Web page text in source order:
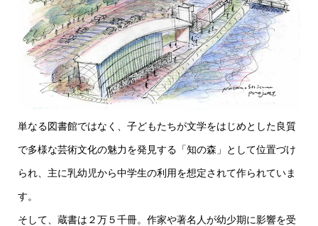
単なる図書館ではなく、子どもたちが文学をはじめとした良質
で多様な芸術文化の魅力を発見する「知の森」として位置づけ
られ、主に乳幼児から中学生の利用を想定されて作られていま
す。
そして、蔵書は２万５千冊。作家や著名人が幼少期に影響を受